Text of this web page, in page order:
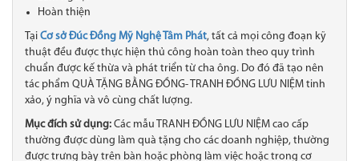
Hoàn thiện
Tại Cơ sở Đúc Đồng Mỹ Nghệ Tâm Phát, tất cả mọi công đoạn kỹ
thuật đều được thực hiện thủ công hoàn toàn theo quy trình
chuẩn được kế thừa và phát triển từ cha ông. Do đó đã tạo nên
tác phẩm QUÀ TẶNG BẰNG ĐỒNG- TRANH ĐỒNG LƯU NIỆM tinh
xảo​, ý nghĩa và vô cùng chất lượng.
Mục đích sử dụng: Các mẫu TRANH ĐỒNG LƯU NIỆM cao cấp
thường được dùng làm quà tặng cho các doanh nghiệp, thường
được trưng bày trên bàn hoặc phòng làm việc hoặc trong cơ